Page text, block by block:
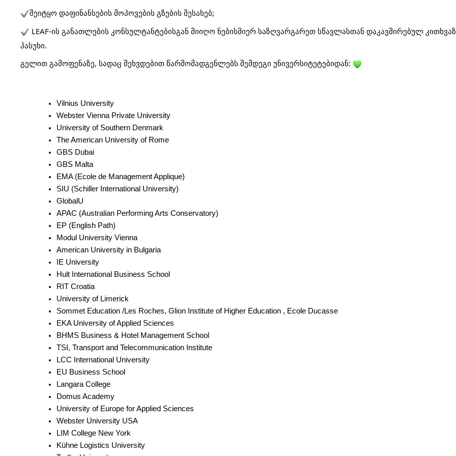
შეიტყო დაფინანსების მოპოვების გზების შესახებ;
LEAF-ის განათლების კონსულტანტებისგან მიიღო ნებისმიერ საზღვარგარეთ სწავლასთან დაკავშირებულ
პასუხი.
გელით გამოფენაზე, სადაც შეხვდებით წარმომადგენლებს შემდეგი უნივერსიტეტებიდან:
Vilnius University
Webster Vienna Private University
University of Southern Denmark
The American University of Rome
GBS Dubai
GBS Malta
EMA (Ecole de Management Applique)
SIU (Schiller International University)
GlobalU
APAC (Australian Performing Arts Conservatory)
EP (English Path)
Modul University Vienna
American University in Bulgaria
IE University
Hult International Business School
RIT Croatia
University of Limerick
Sommet Education /Les Roches, Glion Institute of Higher Education , Ecole Ducasse
EKA University of Applied Sciences
BHMS Business & Hotel Management School
TSI, Transport and Telecommunication Institute
LCC International University
EU Business School
Langara College
Domus Academy
University of Europe for Applied Sciences
Webster University USA
LIM College New York
Kühne Logistics University